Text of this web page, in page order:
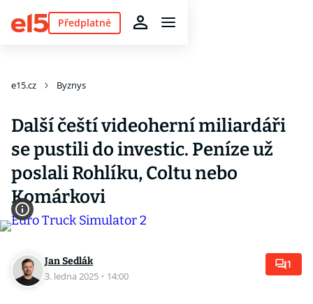
Předplatné
e15.cz Byznys
Další čeští videoherní miliardáři
se pustili do investic. Peníze už
poslali Rohlíku, Coltu nebo
Komárkovi
Jan Sedlák
3. ledna 2025 · 14:00
1